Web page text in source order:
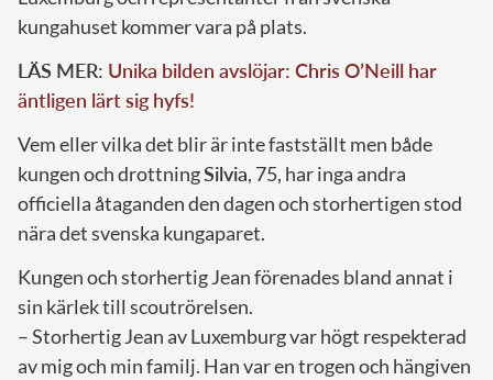
kungahuset kommer vara på plats.
LÄS MER: Unika bilden avslöjar: Chris O’Neill har
äntligen lärt sig hyfs!
Vem eller vilka det blir är inte fastställt men både
kungen och drottningSilvia, 75, har inga andra
officiella åtaganden den dagen och storhertigen stod
nära det svenska kungaparet.
Kungen och storhertig Jean förenades bland annat i
sin kärlek till scoutrörelsen.
– Storhertig Jean av Luxemburg var högt respekterad
av mig och min familj. Han var en trogen och hängiven